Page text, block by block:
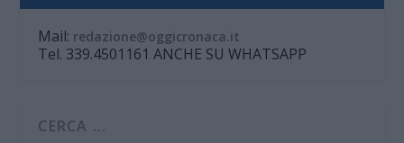
Mail: redazione@oggicronaca.it
Tel. 339.4501161 ANCHE SU WHATSAPP